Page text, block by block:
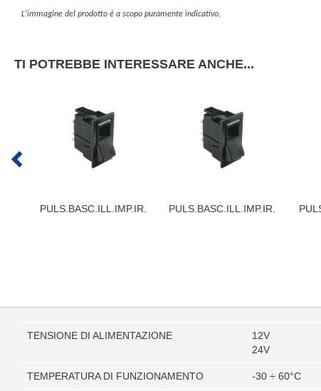
L'immagine del prodotto è a scopo puramente indicativo.
TI POTREBBE INTERESSARE ANCHE...
PULS.BASC.ILL.IMP.IR. PULS.BASC.ILL.IMP.IR.
TENSIONE DI ALIMENTAZIONE
12V
24V
TEMPERATURA DI FUNZIONAMENTO -30 ÷ 60°C